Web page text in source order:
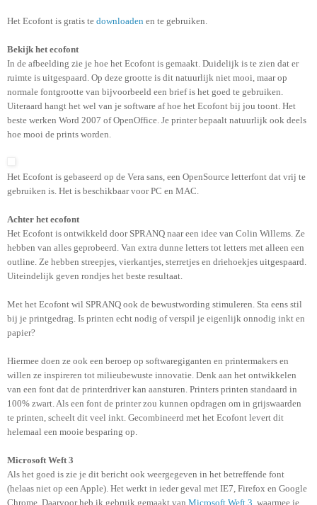
Het Ecofont is gratis te downloaden en te gebruiken.
Bekijk het ecofont
In de afbeelding zie je hoe het Ecofont is gemaakt. Duidelijk is te zien dat er
ruimte is uitgespaard. Op deze grootte is dit natuurlijk niet mooi, maar op
normale fontgrootte van bijvoorbeeld een brief is het goed te gebruiken.
Uiteraard hangt het wel van je software af hoe het Ecofont bij jou toont. Het
beste werken Word 2007 of OpenOffice. Je printer bepaalt natuurlijk ook deels
hoe mooi de prints worden.
Het Ecofont is gebaseerd op de Vera sans, een OpenSource letterfont dat vrij te
gebruiken is. Het is beschikbaar voor PC en MAC.
Achter het ecofont
Het Ecofont is ontwikkeld door SPRANQ naar een idee van Colin Willems. Ze
hebben van alles geprobeerd. Van extra dunne letters tot letters met alleen een
outline. Ze hebben streepjes, vierkantjes, sterretjes en driehoekjes uitgespaard.
Uiteindelijk geven rondjes het beste resultaat.
Met het Ecofont wil SPRANQ ook de bewustwording stimuleren. Sta eens stil
bij je printgedrag. Is printen echt nodig of verspil je eigenlijk onnodig inkt en
papier?
Hiermee doen ze ook een beroep op softwaregiganten en printermakers en
willen ze inspireren tot milieubewuste innovatie. Denk aan het ontwikkelen
van een font dat de printerdriver kan aansturen. Printers printen standaard in
100% zwart. Als een font de printer zou kunnen opdragen om in grijswaarden
te printen, scheelt dit veel inkt. Gecombineerd met het Ecofont levert dit
helemaal een mooie besparing op.
Microsoft Weft 3
Als het goed is zie je dit bericht ook weergegeven in het betreffende font
(helaas niet op een Apple). Het werkt in ieder geval met IE7, Firefox en Google
Chrome. Daarvoor heb ik gebruik gemaakt van Microsoft Weft 3 , waarmee je